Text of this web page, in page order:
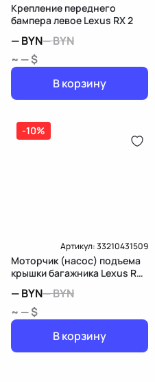
Крепление переднего
бампера левое Lexus RX 2
—BYN—BYN
~ — $
В корзину
-10%
Артикул:33210431509
Моторчик (насос) подъема
крышки багажника Lexus RX
—BYN—BYN
~ — $
В корзину